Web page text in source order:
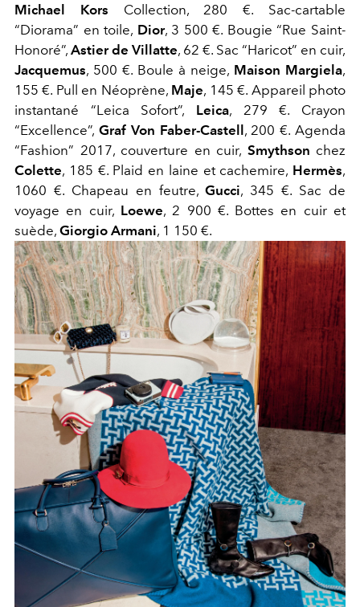
Michael Kors Collection, 280 €. Sac-cartable
“Diorama” en toile, Dior, 3 500 €. Bougie “Rue Saint-
Honoré”, Astier de Villatte, 62 €. Sac “Haricot” en cuir,
Jacquemus, 500 €. Boule à neige, Maison Margiela,
155 €. Pull en Néoprène, Maje, 145 €. Appareil photo
instantané “Leica Sofort”, Leica, 279 €. Crayon
“Excellence”, Graf Von Faber-Castell, 200 €. Agenda
“Fashion” 2017, couverture en cuir, Smythson chez
Colette, 185 €. Plaid en laine et cachemire, Hermès,
1060 €. Chapeau en feutre,Gucci, 345 €. Sac de
voyage en cuir, Loewe, 2 900 €. Bottes en cuir et
suède, Giorgio Armani, 1 150 €.